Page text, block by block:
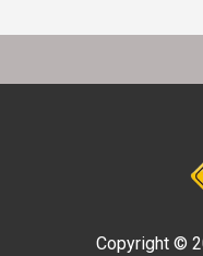
Copyright ©